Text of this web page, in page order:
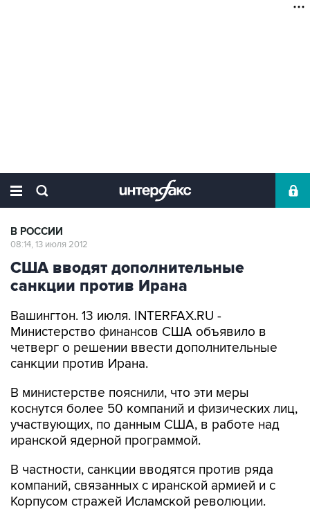
В РОССИИ
08:14, 13 июля 2012
США вводят дополнительные
санкции против Ирана
Вашингтон. 13 июля. INTERFAX.RU -
Министерство финансов США объявило в
четверг о решении ввести дополнительные
санкции против Ирана.
В министерстве пояснили, что эти меры
коснутся более 50 компаний и физических лиц,
участвующих, по данным США, в работе над
иранской ядерной программой.
В частности, санкции вводятся против ряда
компаний, связанных с иранской армией и с
Корпусом стражей Исламской революции.